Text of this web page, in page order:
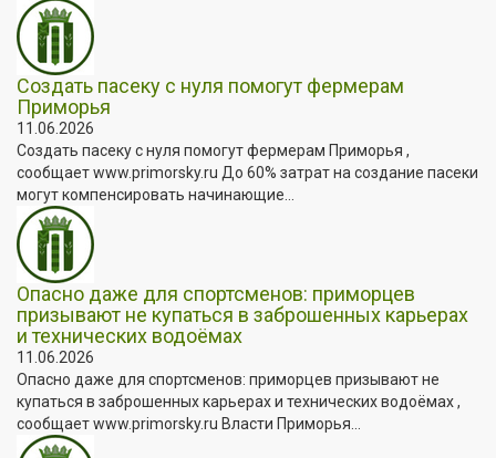
Создать пасеку с нуля помогут фермерам
Приморья
11.06.2026
Создать пасеку с нуля помогут фермерам Приморья ,
сообщает www.primorsky.ru До 60% затрат на создание пасеки
могут компенсировать начинающие...
Опасно даже для спортсменов: приморцев
призывают не купаться в заброшенных карьерах
и технических водоёмах
11.06.2026
Опасно даже для спортсменов: приморцев призывают не
купаться в заброшенных карьерах и технических водоёмах ,
сообщает www.primorsky.ru Власти Приморья...